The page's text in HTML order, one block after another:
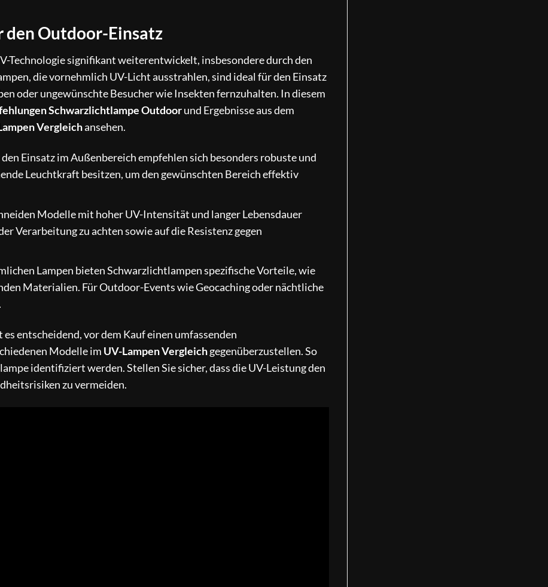
den Outdoor-Einsatz
Technologie signifikant weiterentwickelt, insbesondere durch den
die vornehmlich UV-Licht ausstrahlen, sind ideal für den Einsatz
oder ungewünschte Besucher wie Insekten fernzuhalten. In diesem
Schwarzlichtlampe Outdoorund Ergebnisse aus dem
Vergleichansehen.
den Einsatz im Außenbereich empfehlen sich besonders robuste und
Leuchtkraft besitzen, um den gewünschten Bereich effektiv
Modelle mit hoher UV-Intensität und langer Lebensdauer
Verarbeitung zu achten sowie auf die Resistenz gegen
Lampen bieten Schwarzlichtlampen spezifische Vorteile, wie
Materialien. Für Outdoor-Events wie Geocaching oder nächtliche
entscheidend, vor dem Kauf einen umfassenden
Modelle im UV-Lampen Vergleichgegenüberzustellen. So
identifiziert werden. Stellen Sie sicher, dass die UV-Leistung den
zu vermeiden.